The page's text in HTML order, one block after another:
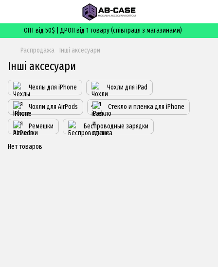
ОПТ від 50$ | ДРОП від 1 товару (співпраця з магазинами)
Распродажа Інші аксесуари
Інші аксесуари
Чехлы для iPhone Чохли для iPad
Чохли для AirPods Стекло и пленка для iPhone
Ремешки Беспроводные зарядки
Нет товаров